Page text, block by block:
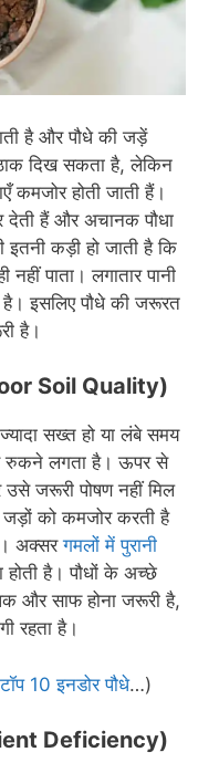
है और पौधे की जड़ें
दिख सकता है, लेकिन
कमजोर होती जाती हैं।
देती हैं और अचानक पौधा
इतनी कड़ी हो जाती है कि
पाता। लगातार पानी
इसलिए पौधे की जरूरत
है।
Soil Quality)
सख्त हो या लंबे समय
रुकने लगता है। ऊपर से
उसे जरूरी पोषण नहीं मिल
जड़ों को कमजोर करती है
अक्सरगमलों में पुरानी
है। पौधों के अच्छे
और साफ होना जरूरी है,
रहता है।
10 इनडोर पौधे…)
Deficiency)